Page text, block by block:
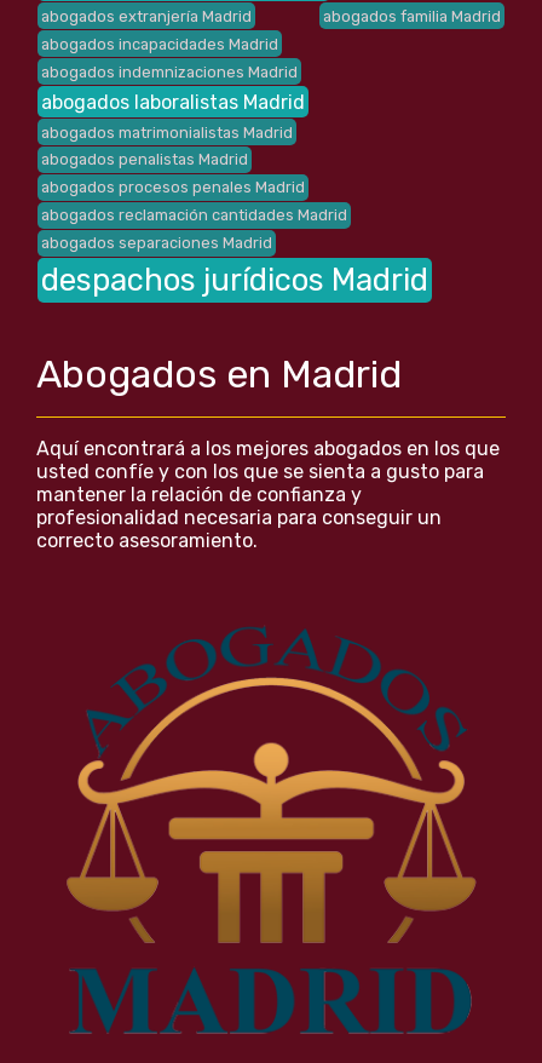
abogados extranjería Madrid
abogados familia Madrid
abogados incapacidades Madrid
abogados indemnizaciones Madrid
abogados laboralistas Madrid
abogados matrimonialistas Madrid
abogados penalistas Madrid
abogados procesos penales Madrid
abogados reclamación cantidades Madrid
abogados separaciones Madrid
despachos jurídicos Madrid
Abogados en Madrid
Aquí encontrará a los mejores abogados en los que
usted confíe y con los que se sienta a gusto para
mantener la relación de confianza y
profesionalidad necesaria para conseguir un
correcto asesoramiento.